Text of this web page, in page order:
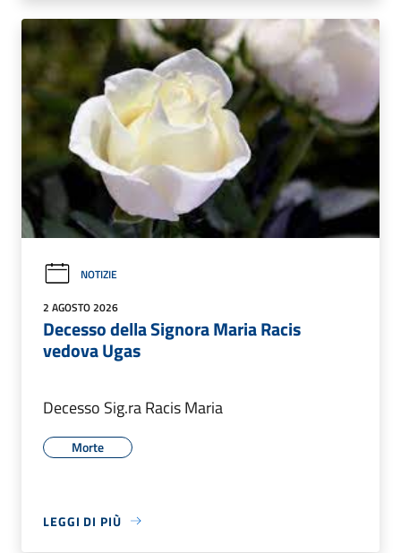
NOTIZIE
2 AGOSTO 2026
Decesso della Signora Maria Racis
vedova Ugas
Decesso Sig.ra Racis Maria
Morte
LEGGI DI PIÙ